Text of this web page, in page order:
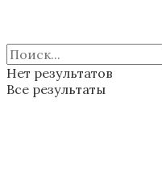
Нет результатов
Все результаты